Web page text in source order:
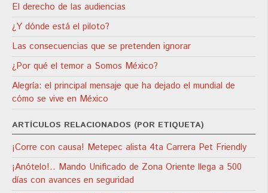
El derecho de las audiencias
¿Y dónde está el piloto?
Las consecuencias que se pretenden ignorar
¿Por qué el temor a Somos México?
Alegría: el principal mensaje que ha dejado el mundial de
cómo se vive en México
ARTÍCULOS RELACIONADOS (POR ETIQUETA)
¡Corre con causa! Metepec alista 4ta Carrera Pet Friendly
¡Anótelo!.. Mando Unificado de Zona Oriente llega a 500
días con avances en seguridad